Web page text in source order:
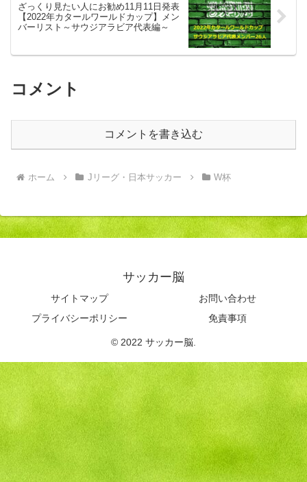
ざっくり見たい人にお勧め11月11日発表
【2022年カタールワールドカップ】メン
バーリスト～サウジアラビア代表編～
コメント
コメントを書き込む
ホーム Jリーグ・日本サッカー W杯
サッカー脳
サイトマップ
お問い合わせ
プライバシーポリシー
免責事項
© 2022 サッカー脳.